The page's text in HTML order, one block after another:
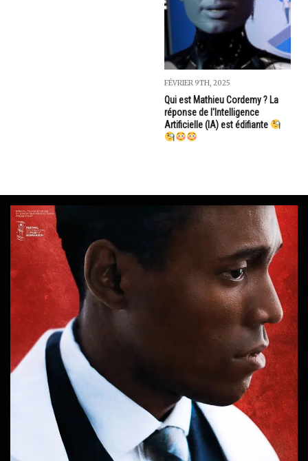
FÉVRIER 9TH, 2025
Qui est Mathieu Cordemy ? La
réponse de l'Intelligence
Artificielle (IA) est édifiante